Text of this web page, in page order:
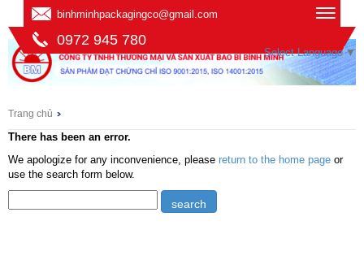
binhminhpackagingco@gmail.com
0972 945 780
Select Language ▼
Trang chủ
There has been an error.
We apologize for any inconvenience, please return to the home page or
use the search form below.